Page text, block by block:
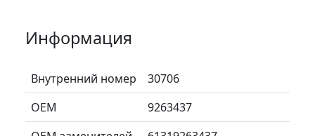
Информация
Внутренний номер
30706
ОЕМ
9263437